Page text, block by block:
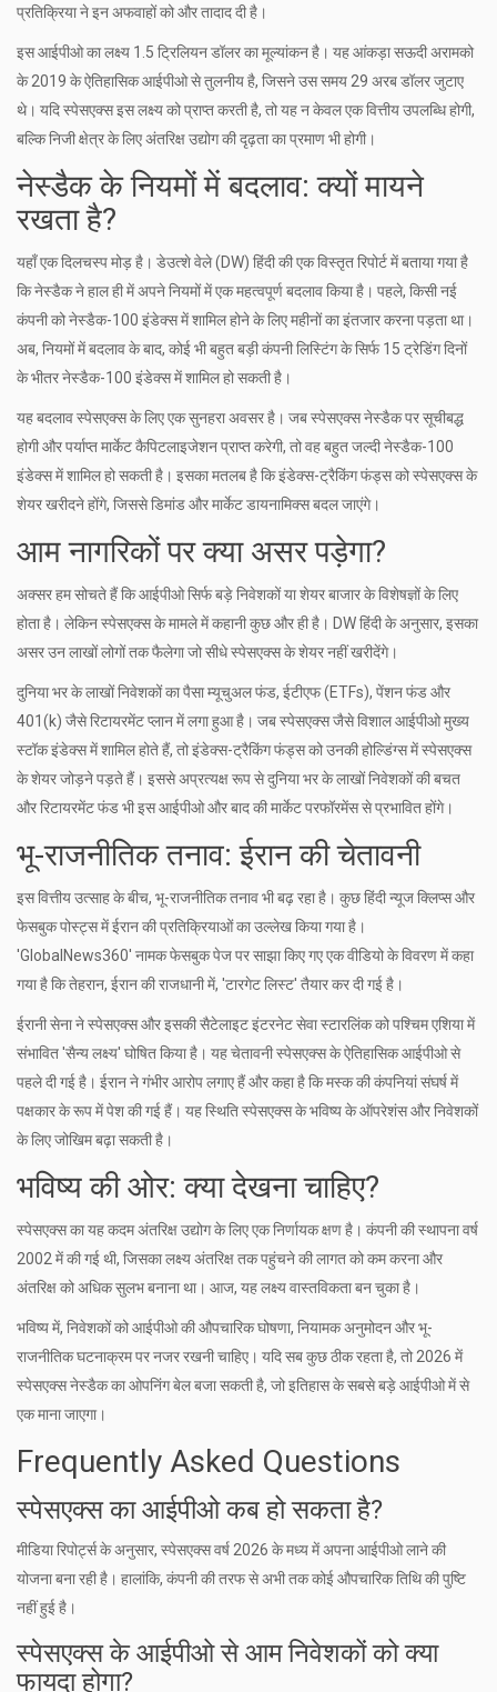
प्रतिक्रिया ने इन अफवाहों को और तादाद दी है।
इस आईपीओ का लक्ष्य 1.5 ट्रिलियन डॉलर का मूल्यांकन है। यह आंकड़ा सऊदी अरामको
के 2019 के ऐतिहासिक आईपीओ से तुलनीय है, जिसने उस समय 29 अरब डॉलर जुटाए
थे। यदि स्पेसएक्स इस लक्ष्य को प्राप्त करती है, तो यह न केवल एक वित्तीय उपलब्धि होगी,
बल्कि निजी क्षेत्र के लिए अंतरिक्ष उद्योग की दृढ़ता का प्रमाण भी होगी।
नेस्डैक के नियमों में बदलाव: क्यों मायने
रखता है?
यहाँ एक दिलचस्प मोड़ है। डेउत्शे वेले (DW) हिंदी की एक विस्तृत रिपोर्ट में बताया गया है
कि नेस्डैक ने हाल ही में अपने नियमों में एक महत्वपूर्ण बदलाव किया है। पहले, किसी नई
कंपनी को नेस्डैक-100 इंडेक्स में शामिल होने के लिए महीनों का इंतजार करना पड़ता था।
अब, नियमों में बदलाव के बाद, कोई भी बहुत बड़ी कंपनी लिस्टिंग के सिर्फ 15 ट्रेडिंग दिनों
के भीतर नेस्डैक-100 इंडेक्स में शामिल हो सकती है।
यह बदलाव स्पेसएक्स के लिए एक सुनहरा अवसर है। जब स्पेसएक्स नेस्डैक पर सूचीबद्ध
होगी और पर्याप्त मार्केट कैपिटलाइजेशन प्राप्त करेगी, तो वह बहुत जल्दी नेस्डैक-100
इंडेक्स में शामिल हो सकती है। इसका मतलब है कि इंडेक्स-ट्रैकिंग फंड्स को स्पेसएक्स के
शेयर खरीदने होंगे, जिससे डिमांड और मार्केट डायनामिक्स बदल जाएंगे।
आम नागरिकों पर क्या असर पड़ेगा?
अक्सर हम सोचते हैं कि आईपीओ सिर्फ बड़े निवेशकों या शेयर बाजार के विशेषज्ञों के लिए
होता है। लेकिन स्पेसएक्स के मामले में कहानी कुछ और ही है। DW हिंदी के अनुसार, इसका
असर उन लाखों लोगों तक फैलेगा जो सीधे स्पेसएक्स के शेयर नहीं खरीदेंगे।
दुनिया भर के लाखों निवेशकों का पैसा म्यूचुअल फंड, ईटीएफ (ETFs), पेंशन फंड और
401(k) जैसे रिटायरमेंट प्लान में लगा हुआ है। जब स्पेसएक्स जैसे विशाल आईपीओ मुख्य
स्टॉक इंडेक्स में शामिल होते हैं, तो इंडेक्स-ट्रैकिंग फंड्स को उनकी होल्डिंग्स में स्पेसएक्स
के शेयर जोड़ने पड़ते हैं। इससे अप्रत्यक्ष रूप से दुनिया भर के लाखों निवेशकों की बचत
और रिटायरमेंट फंड भी इस आईपीओ और बाद की मार्केट परफॉरमेंस से प्रभावित होंगे।
भू-राजनीतिक तनाव: ईरान की चेतावनी
इस वित्तीय उत्साह के बीच, भू-राजनीतिक तनाव भी बढ़ रहा है। कुछ हिंदी न्यूज क्लिप्स और
फेसबुक पोस्ट्स में ईरान की प्रतिक्रियाओं का उल्लेख किया गया है।
'GlobalNews360' नामक फेसबुक पेज पर साझा किए गए एक वीडियो के विवरण में कहा
गया है कि तेहरान, ईरान की राजधानी में, 'टारगेट लिस्ट' तैयार कर दी गई है।
ईरानी सेना ने स्पेसएक्स और इसकी सैटेलाइट इंटरनेट सेवास्टारलिंकको पश्चिम एशिया में
संभावित 'सैन्य लक्ष्य' घोषित किया है। यह चेतावनी स्पेसएक्स के ऐतिहासिक आईपीओ से
पहले दी गई है। ईरान ने गंभीर आरोप लगाए हैं और कहा है कि मस्क की कंपनियां संघर्ष में
पक्षकार के रूप में पेश की गई हैं। यह स्थिति स्पेसएक्स के भविष्य के ऑपरेशंस और निवेशकों
के लिए जोखिम बढ़ा सकती है।
भविष्य की ओर: क्या देखना चाहिए?
स्पेसएक्स का यह कदम अंतरिक्ष उद्योग के लिए एक निर्णायक क्षण है। कंपनी की स्थापना वर्ष
2002 में की गई थी, जिसका लक्ष्य अंतरिक्ष तक पहुंचने की लागत को कम करना और
अंतरिक्ष को अधिक सुलभ बनाना था। आज, यह लक्ष्य वास्तविकता बन चुका है।
भविष्य में, निवेशकों को आईपीओ की औपचारिक घोषणा, नियामक अनुमोदन और भू-
राजनीतिक घटनाक्रम पर नजर रखनी चाहिए। यदि सब कुछ ठीक रहता है, तो 2026 में
स्पेसएक्स नेस्डैक का ओपनिंग बेल बजा सकती है, जो इतिहास के सबसे बड़े आईपीओ में से
एक माना जाएगा।
Frequently Asked Questions
स्पेसएक्स का आईपीओ कब हो सकता है?
मीडिया रिपोर्ट्स के अनुसार, स्पेसएक्स वर्ष 2026 के मध्य में अपना आईपीओ लाने की
योजना बना रही है। हालांकि, कंपनी की तरफ से अभी तक कोई औपचारिक तिथि की पुष्टि
नहीं हुई है।
स्पेसएक्स के आईपीओ से आम निवेशकों को क्या
फायदा होगा?